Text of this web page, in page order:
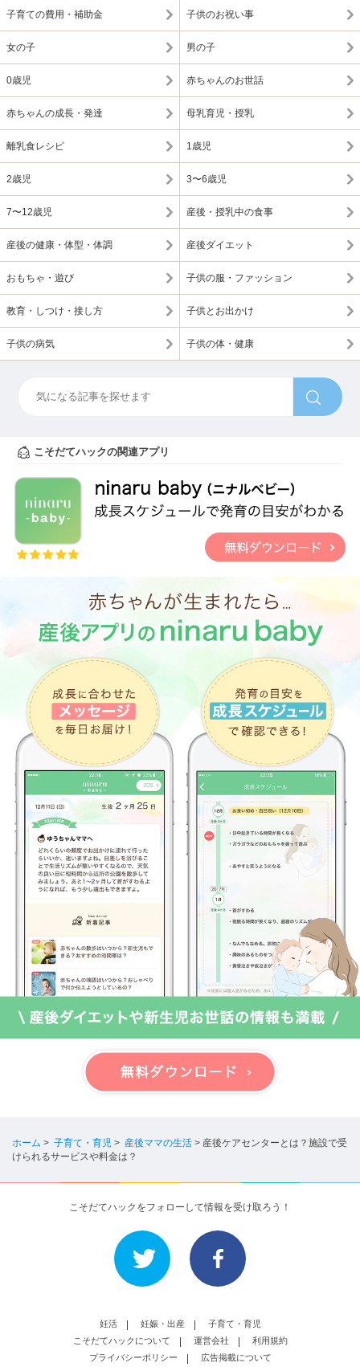
子育ての費用・補助金 子供のお祝い事
女の子 男の子
0歳児 赤ちゃんのお世話
赤ちゃんの成長・発達 母乳育児・授乳
離乳食レシピ 1歳児
2歳児 3〜6歳児
7〜12歳児 産後・授乳中の食事
産後の健康・体型・体調 産後ダイエット
おもちゃ・遊び 子供の服・ファッション
教育・しつけ・接し方 子供とお出かけ
子供の病気 子供の体・健康
こそだてハックの関連アプリ
ホーム > 子育て・育児 > 産後ママの生活 > 産後ケアセンターとは？施設で受
けられるサービスや料金は？
こそだてハックをフォローして情報を受け取ろう！
妊活 妊娠・出産
子育て・育児
こそだてハックについて
運営会社
利用規約
プライバシーポリシー
広告掲載について